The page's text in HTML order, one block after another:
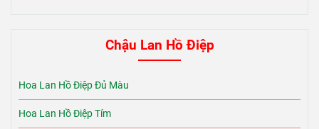
Chậu Lan Hồ Điệp
Hoa Lan Hồ Điệp Đủ Màu
Hoa Lan Hồ Điệp Tím